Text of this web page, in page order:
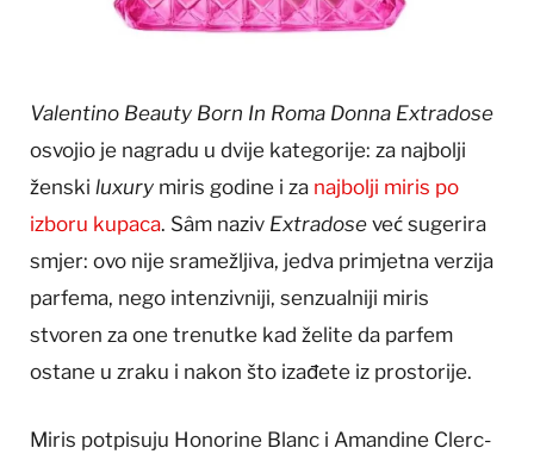
Valentino Beauty Born In Roma Donna Extradose
osvojio je nagradu u dvije kategorije: za najbolji
ženski luxury miris godine i za najbolji miris po
izboru kupaca. Sâm naziv Extradose već sugerira
smjer: ovo nije sramežljiva, jedva primjetna verzija
parfema, nego intenzivniji, senzualniji miris
stvoren za one trenutke kad želite da parfem
ostane u zraku i nakon što izađete iz prostorije.
Miris potpisuju Honorine Blanc i Amandine Clerc-